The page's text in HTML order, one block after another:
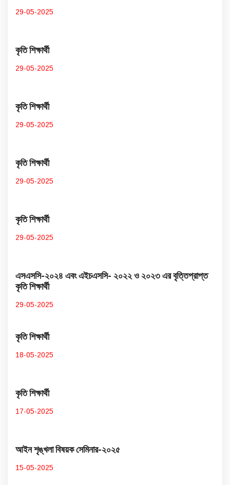
29-05-2025
কৃতি শিক্ষার্থী
29-05-2025
কৃতি শিক্ষার্থী
29-05-2025
কৃতি শিক্ষার্থী
29-05-2025
কৃতি শিক্ষার্থী
29-05-2025
এসএসসি-২০২৪ এবং এইচএসসি- ২০২২ ও ২০২৩ এর বৃত্তিপ্রাপ্ত
কৃতি শিক্ষার্থী
29-05-2025
কৃতি শিক্ষার্থী
18-05-2025
কৃতি শিক্ষার্থী
17-05-2025
আইন শৃঙ্খলা বিষয়ক সেমিনার-২০২৫
15-05-2025